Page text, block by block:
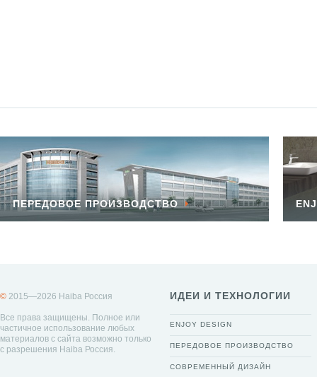
ПЕРЕДОВОЕ ПРОИЗВОДСТВО
© 2015—2026 Haiba Россия
Все права защищены. Полное или
частичное использование любых
материалов с сайта возможно только
с разрешения Haiba Россия.
ИДЕИ И ТЕХНОЛОГИИ
ENJOY DESIGN
ПЕРЕДОВОЕ ПРОИЗВОДСТВО
СОВРЕМЕННЫЙ ДИЗАЙН